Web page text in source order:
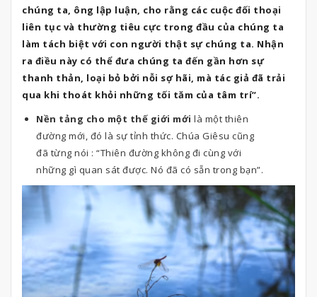
chúng ta, ông lập luận, cho rằng các cuộc đối thoại
liên tục và thường tiêu cực trong đầu của chúng ta
làm tách biệt với con người thật sự chúng ta. Nhận
ra điều này có thể đưa chúng ta đến gần hơn sự
thanh thản, loại bỏ bởi nỗi sợ hãi, mà tác giả đã trải
qua khi thoát khỏi những tối tăm của tâm trí”.
Nền tảng cho một thế giới mới là một thiên
đường mới, đó là sự tỉnh thức. Chúa Giêsu cũng
đã từng nói : “Thiên đường không đi cùng với
những gì quan sát được. Nó đã có sẵn trong bạn”.